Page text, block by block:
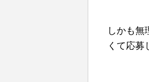
しかも無
くて応募